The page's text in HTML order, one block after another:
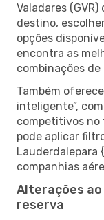
Valadares
destino,
opções
encontra as
combinações de
Também
inteligente”,
competitivos no
pode aplicar
Lauderdalepara
companhias
Alterações
reserva